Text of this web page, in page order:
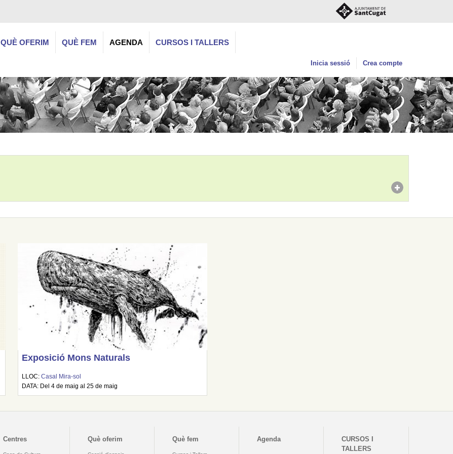
QUÈ OFERIM QUÈ FEM AGENDA CURSOS I TALLERS
Inicia sessió Crea compte
Exposició Mons Naturals
LLOC:Casal Mira-sol
DATA: Del 4 de maig al 25 de maig
Centres Què oferim Què fem Agenda
CURSOS I
TALLERS